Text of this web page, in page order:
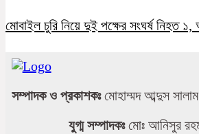
মোবাইল চুরি নিয়ে দুই পক্ষের সংঘর্ষ নিহত
সম্পাদক ও প্রকাশকঃমোহাম্মদ আব্দুস
যুগ্ম সম্পাদকঃমোঃ আনিসুর